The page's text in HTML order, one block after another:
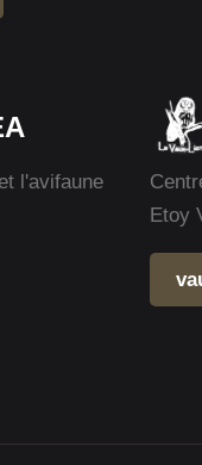
l'avifaune
Etoy